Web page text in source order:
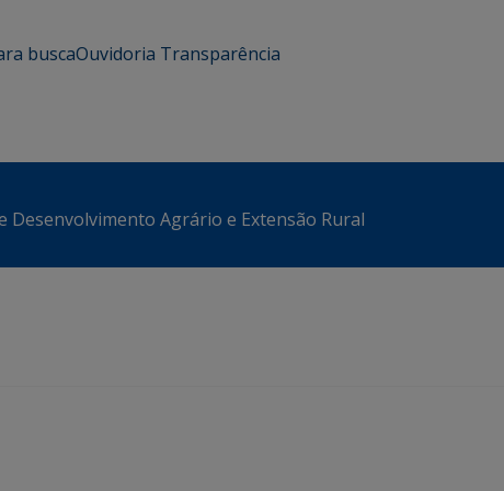
buscaOuvidoria Transparência
Desenvolvimento Agrário e Extensão Rural